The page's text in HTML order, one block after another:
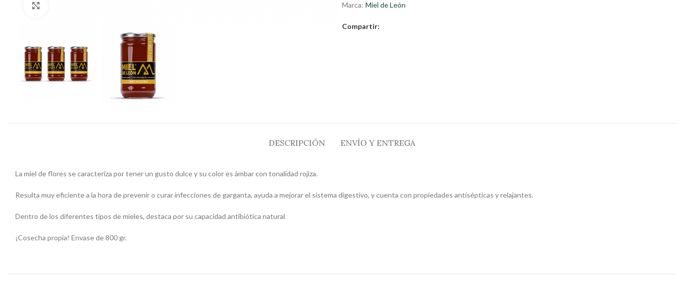
Marca: Miel de León
Compartir:
DESCRIPCIÓN ENVÍO Y ENTREGA
La miel de flores se caracteriza por tener un gusto dulce y su color es ámbar con tonalidad rojiza.
Resulta muy eficiente a la hora de prevenir o curar infecciones de garganta, ayuda a mejorar el sistema digestivo, y cuenta con propiedades antisépticas y relajantes.
Dentro de los diferentes tipos de mieles, destaca por su capacidad antibiótica natural
¡Cosecha propia! Envase de 800 gr.